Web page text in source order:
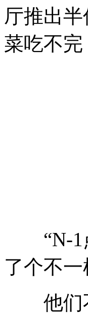
厅推出
菜吃不
“N-1点
了个不一
他们不